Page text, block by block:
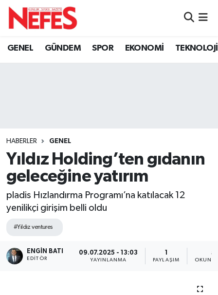
GENEL GÜNDEM SPOR EKONOMİ TEKNOLOJİ
HABERLER GENEL
Yıldız Holding’ten gıdanın
geleceğine yatırım
pladis Hızlandırma Programı’na katılacak 12
yenilikçi girişim belli oldu
#Yıldız ventures
ENGIN BATI
EDITÖR
09.07.2025 - 13:03
YAYINLANMA
1
PAYLAŞIM
5
Hava Durumu
Tüm Manşetler
Son Dakika Haberleri
Haber Arşivi